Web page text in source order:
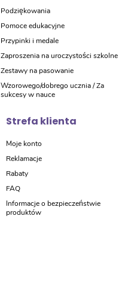
Podziękowania
Pomoce edukacyjne
Przypinki i medale
Zaproszenia na uroczystości szkolne
Zestawy na pasowanie
Wzorowego/dobrego ucznia / Za
sukcesy w nauce
Strefa klienta
Moje konto
Reklamacje
Rabaty
FAQ
Informacje o bezpieczeństwie
produktów